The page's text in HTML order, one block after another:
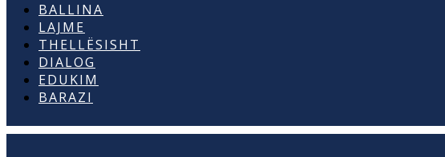
BALLINA
LAJME
THELLËSISHT
DIALOG
EDUKIM
BARAZI